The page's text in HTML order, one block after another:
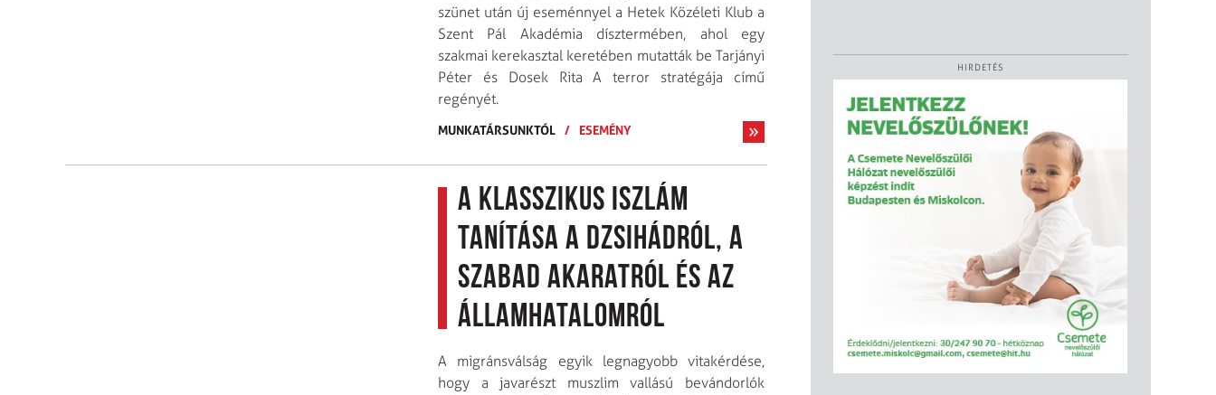
szünet után új eseménnyel a Hetek Közéleti Klub a
Szent Pál Akadémia dísztermében, ahol egy
szakmai kerek­asztal keretében mutatták be Tarjányi
Péter és Dosek Rita A terror stratégája című
regényét.
MUNKATÁRSUNKTÓL / ESEMÉNY
A klasszikus iszlám
tanítása a dzsihádról, a
szabad akaratról és az
államhatalomról
A migránsválság egyik legnagyobb vitakérdése,
hogy a javarészt muszlim vallású bevándorlók
HIRDETÉS